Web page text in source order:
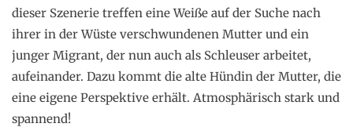
dieser Szenerie treffen eine Weiße auf der Suche nach
ihrer in der Wüste verschwundenen Mutter und ein
junger Migrant, der nun auch als Schleuser arbeitet,
aufeinander. Dazu kommt die alte Hündin der Mutter, die
eine eigene Perspektive erhält. Atmosphärisch stark und
spannend!